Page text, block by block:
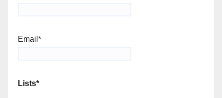
Email*
Lists*